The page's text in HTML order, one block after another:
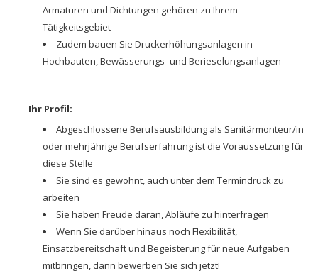
Armaturen und Dichtungen gehören zu Ihrem
Tätigkeitsgebiet
Zudem bauen Sie Druckerhöhungsanlagen in
Hochbauten, Bewässerungs- und Berieselungsanlagen
Ihr Profil:
Abgeschlossene Berufsausbildung als Sanitärmonteur/in
oder mehrjährige Berufserfahrung ist die Voraussetzung für
diese Stelle
Sie sind es gewohnt, auch unter dem Termindruck zu
arbeiten
Sie haben Freude daran, Abläufe zu hinterfragen
Wenn Sie darüber hinaus noch Flexibilität,
Einsatzbereitschaft und Begeisterung für neue Aufgaben
mitbringen, dann bewerben Sie sich jetzt!